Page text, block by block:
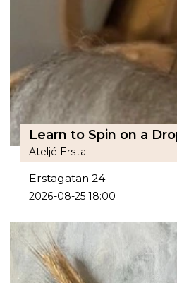
Learn to Spin on a
Ateljé Ersta
Erstagatan 24
2026-08-25 18:00